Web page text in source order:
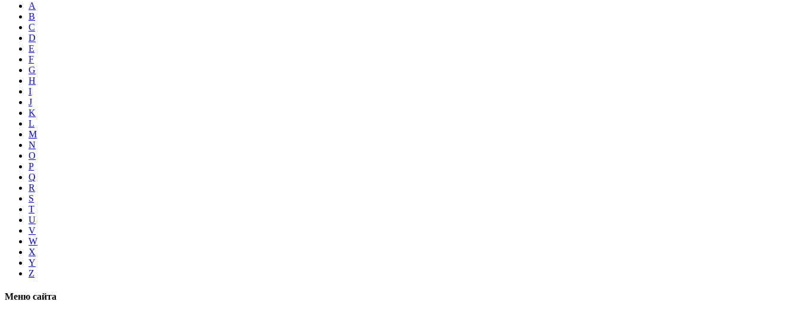
A
B
C
D
E
F
G
H
I
J
K
L
M
N
O
P
Q
R
S
T
U
V
W
X
Y
Z
Меню сайта